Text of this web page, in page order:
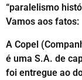
“paralelismo
Vamos aos fatos:
A Copel
é uma S.A. de
foi entregue ao